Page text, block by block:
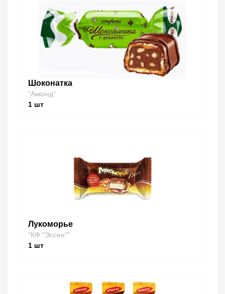
Шоконатка
"Акконд"
1 шт
Лукоморье
"КФ "Эссен""
1 шт